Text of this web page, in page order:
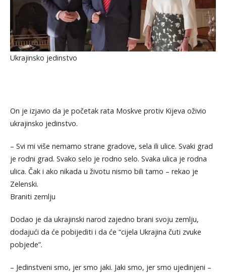
Ukrajinsko jedinstvo
On je izjavio da je početak rata Moskve protiv Kijeva oživio
ukrajinsko jedinstvo.
– Svi mi više nemamo strane gradove, sela ili ulice. Svaki grad
je rodni grad. Svako selo je rodno selo. Svaka ulica je rodna
ulica. Čak i ako nikada u životu nismo bili tamo – rekao je
Zelenski.
Braniti zemlju
Dodao je da ukrajinski narod zajedno brani svoju zemlju,
dodajući da će pobijediti i da će “cijela Ukrajina čuti zvuke
pobjede”.
– Jedinstveni smo, jer smo jaki. Jaki smo, jer smo ujedinjeni –